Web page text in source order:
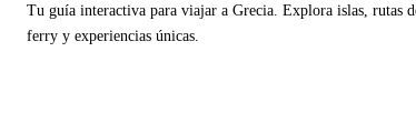
Tu guía interactiva para viajar a Grecia. Explora islas, rutas
ferry y experiencias únicas.